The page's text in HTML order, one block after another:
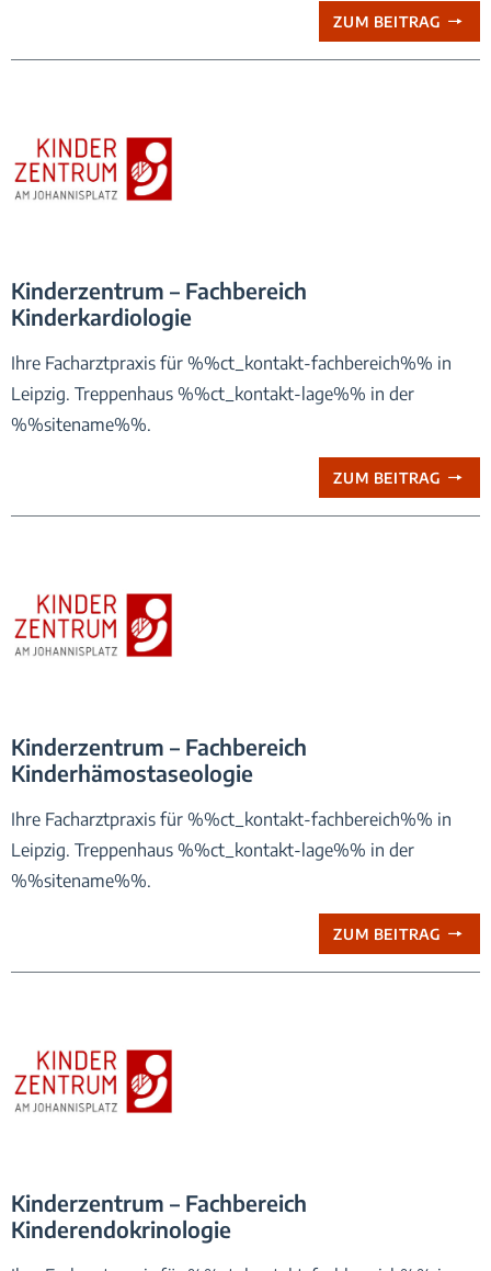
ZUM BEITRAG
Kinderzentrum – Fachbereich
Kinderkardiologie
Ihre Facharztpraxis für %%ct_kontakt-fachbereich%% in
Leipzig. Treppenhaus %%ct_kontakt-lage%% in der
%%sitename%%.
ZUM BEITRAG
Kinderzentrum – Fachbereich
Kinderhämostaseologie
Ihre Facharztpraxis für %%ct_kontakt-fachbereich%% in
Leipzig. Treppenhaus %%ct_kontakt-lage%% in der
%%sitename%%.
ZUM BEITRAG
Kinderzentrum – Fachbereich
Kinderendokrinologie